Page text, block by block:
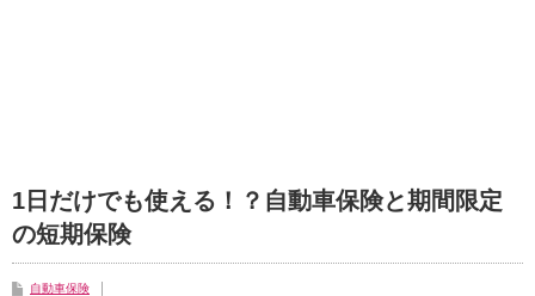
1日だけでも使える！？自動車保険と期間限定
の短期保険
自動車保険